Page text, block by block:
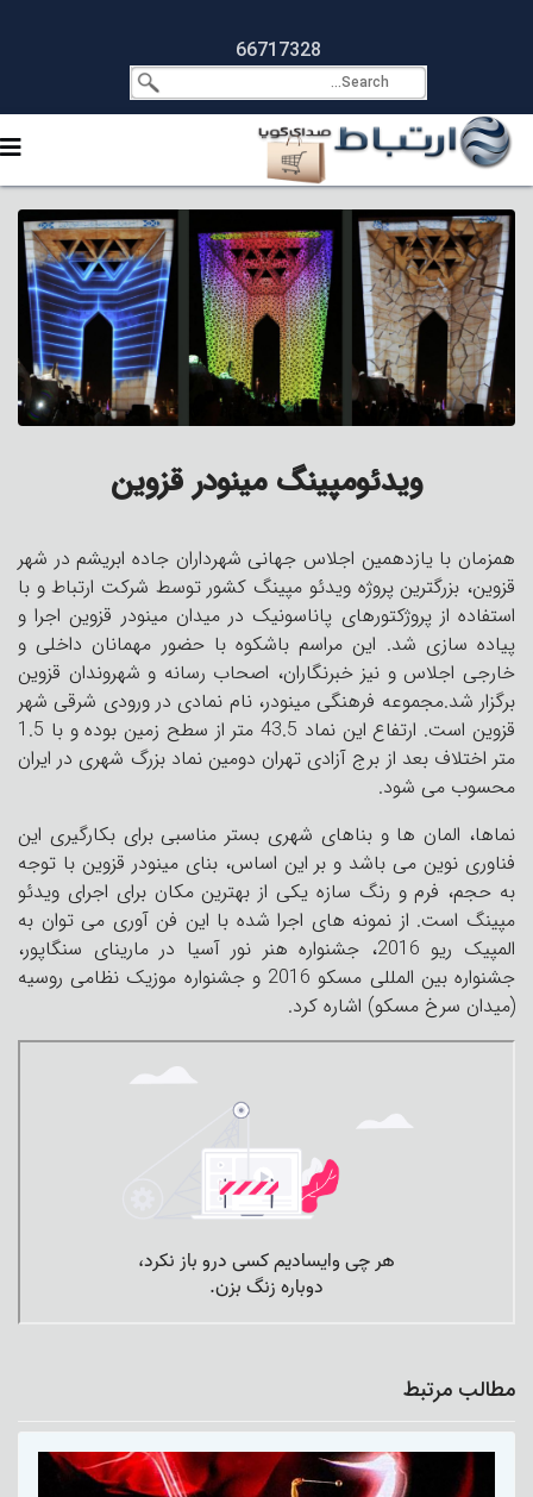
66717328
ویدئومپینگ مینودر قزوین
همزمان با یازدهمین اجلاس جهانی شهرداران جاده ابریشم در شهر
قزوین، بزرگترین پروژه ویدئو مپینگ کشور توسط شرکت ارتباط و با
استفاده از پروژکتورهای پاناسونیک در میدان مینودر قزوین اجرا و
پیاده سازی شد. این مراسم باشکوه با حضور مهمانان داخلی و
خارجی اجلاس و نیز خبرنگاران، اصحاب رسانه و شهروندان قزوین
برگزار شد.مجموعه فرهنگی مینودر، نام نمادی در ورودی شرقی شهر
قزوین است. ارتفاع این نماد 43.5 متر از سطح زمین بوده و با 1.5
متر اختلاف بعد از برج آزادی تهران دومین نماد بزرگ شهری در ایران
محسوب می شود.
نماها، المان ها و بناهای شهری بستر مناسبی برای بکارگیری این
فناوری نوین می باشد و بر این اساس، بنای مینودر قزوین با توجه
به حجم، فرم و رنگ سازه یکی از بهترین مکان برای اجرای ویدئو
مپینگ است. از نمونه های اجرا شده با این فن آوری می توان به
المپیک ریو 2016، جشنواره هنر نور آسیا در مارینای سنگاپور،
جشنواره بین المللی مسکو 2016 و جشنواره موزیک نظامی روسیه
(میدان سرخ مسکو) اشاره کرد.
مطالب مرتبط